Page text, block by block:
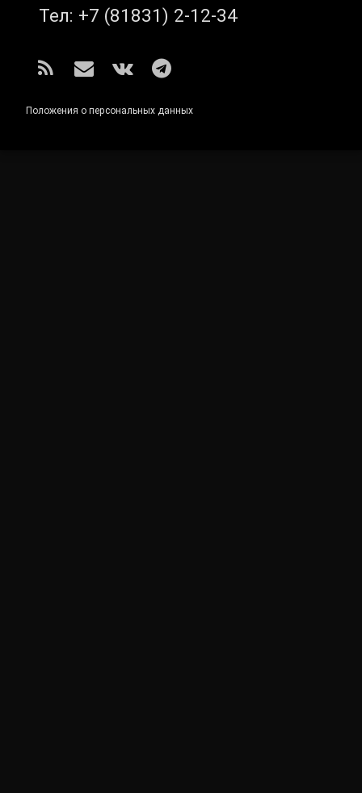
Тел: +7 (81831) 2-12-34
RSS E-mailВКонтакте
Telegram
Положения о персональных данных